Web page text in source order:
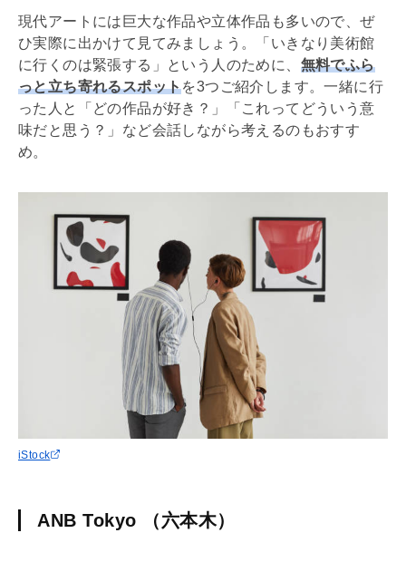
現代アートには巨大な作品や立体作品も多いので、ぜ
ひ実際に出かけて見てみましょう。「いきなり美術館
に行くのは緊張する」という人のために、 無料でふら
っと立ち寄れるスポットを3つご紹介します。一緒に行
った人と「どの作品が好き？」「これってどういう意
味だと思う？」など会話しながら考えるのもおすす
め。
iStock
ANB Tokyo （六本木）